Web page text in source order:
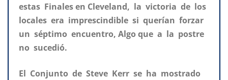
estas Finales en Cleveland, la victoria de los
locales era imprescindible si querían forzar
un séptimo encuentro, Algo que a la postre
no sucedió.
El Conjunto de Steve Kerr se ha mostrado